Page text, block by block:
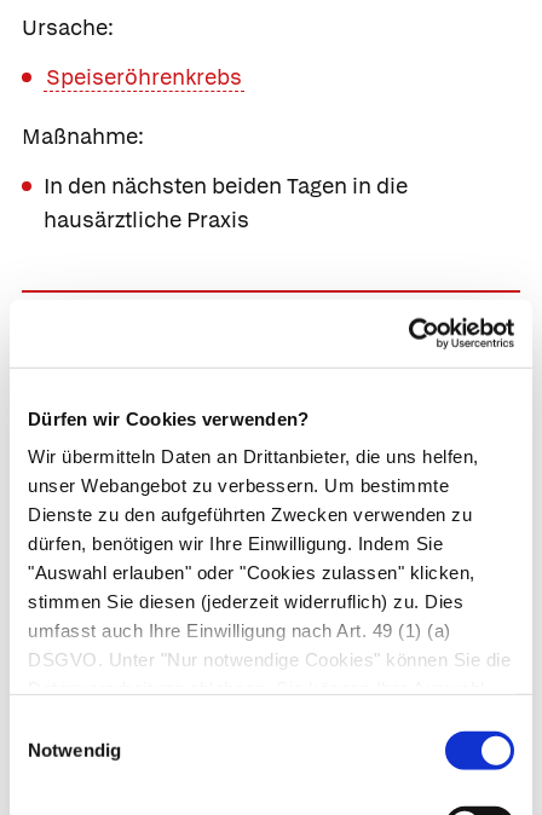
Dürfen wir Cookies verwenden?
Wir übermitteln Daten an Drittanbieter, die uns helfen,
unser Webangebot zu verbessern. Um bestimmte
Dienste zu den aufgeführten Zwecken verwenden zu
dürfen, benötigen wir Ihre Einwilligung. Indem Sie
"Auswahl erlauben" oder "Cookies zulassen" klicken,
stimmen Sie diesen (jederzeit widerruflich) zu. Dies
umfasst auch Ihre Einwilligung nach Art. 49 (1) (a)
DSGVO. Unter "Nur notwendige Cookies" können Sie die
Notwendig
Ursache:
Speiseröhrenkrebs
Maßnahme:
In den nächsten beiden Tagen in die
hausärztliche Praxis
Schluckstörung
mit Hochwürgen von unverdauten
Speisen;
vor allem im Liegen; oft
Ursachen:
Speiseröhrendivertikel(Ausbuchtungen der
Speiseröhrenwand)
Achalasie (Krampf des
Speiseröhrenausgangs)